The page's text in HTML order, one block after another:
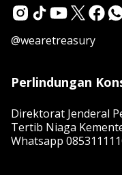
@wearetreasury
Perlindungan
Direktorat Jenderal
Tertib Niaga
Whatsapp